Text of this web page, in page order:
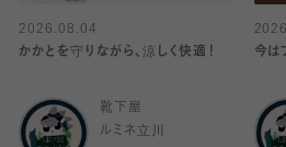
2026.08.04
かかとを守りながら、涼しく快適！
靴下屋
ルミネ立川
今は